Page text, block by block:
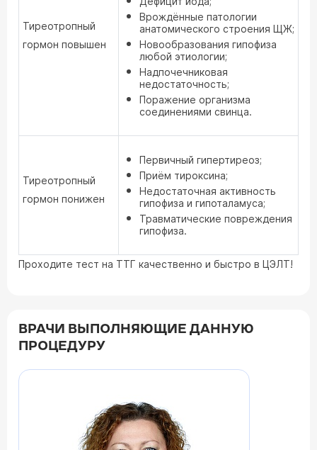
Тиреотропный
гормон повышен
Врождённые патологии
анатомического строения ЩЖ;
Новообразования гипофиза
любой этиологии;
Надпочечниковая
недостаточность;
Поражение организма
соединениями свинца.
Тиреотропный
гормон понижен
Первичный гипертиреоз;
Приём тироксина;
Недостаточная активность
гипофиза и гипоталамуса;
Травматические повреждения
гипофиза.
Проходите тест на ТТГ качественно и быстро в ЦЭЛТ!
ВРАЧИ ВЫПОЛНЯЮЩИЕ ДАННУЮ
ПРОЦЕДУРУ